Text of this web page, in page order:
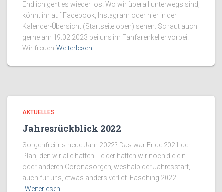
Endlich geht es wieder los! Wo wir überall unterwegs sind,
könnt ihr auf Facebook, Instagram oder hier in der
Kalender-Übersicht (Startseite oben) sehen. Schaut auch
gerne am 19.02.2023 bei uns im Fanfarenkeller vorbei.
Wir freuen Weiterlesen
AKTUELLES
Jahresrückblick 2022
Sorgenfrei ins neue Jahr 2022? Das war Ende 2021 der
Plan, den wir alle hatten. Leider hatten wir noch die ein
oder anderen Coronasorgen, weshalb der Jahresstart,
auch für uns, etwas anders verlief. Fasching 2022
Weiterlesen